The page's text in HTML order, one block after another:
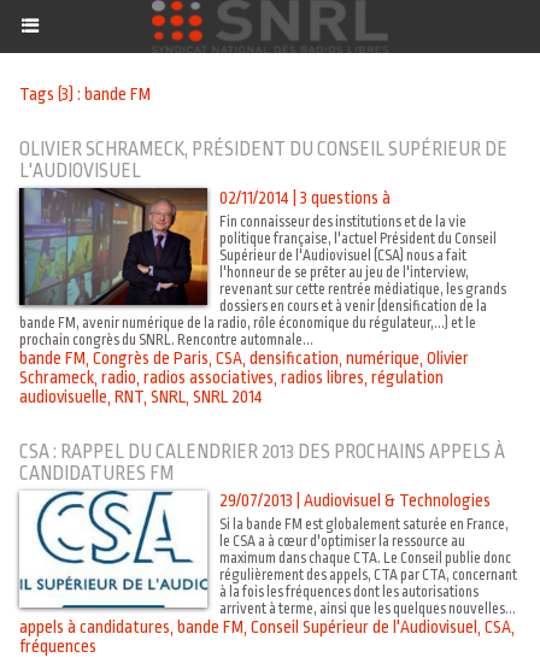
Tags (3) : bande FM
OLIVIER SCHRAMECK, PRÉSIDENT DU CONSEIL SUPÉRIEUR DE
L'AUDIOVISUEL
02/11/2014 |3 questions à
Fin connaisseur des institutions et de la vie
politique française, l'actuel Président du Conseil
Supérieur de l'Audiovisuel (CSA) nous a fait
l'honneur de se prêter au jeu de l'interview,
revenant sur cette rentrée médiatique, les grands
dossiers en cours et à venir (densification de la
bande FM, avenir numérique de la radio, rôle économique du régulateur,...) et le
prochain congrès du SNRL. Rencontre automnale...
bande FM Congrès de Paris CSA densification numérique Olivier
Schrameck radio radios associatives radios libres régulation
audiovisuelle RNT SNRL SNRL 2014
CSA : RAPPEL DU CALENDRIER 2013 DES PROCHAINS APPELS À
CANDIDATURES FM
29/07/2013 |Audiovisuel & Technologies
Si la bande FM est globalement saturée en France,
le CSA a à cœur d'optimiser la ressource au
maximum dans chaque CTA. Le Conseil publie donc
régulièrement des appels, CTA par CTA, concernant
à la fois les fréquences dont les autorisations
arrivent à terme, ainsi que les quelques nouvelles...
appels à candidatures bande FM Conseil Supérieur de l'Audiovisuel CSA
fréquences